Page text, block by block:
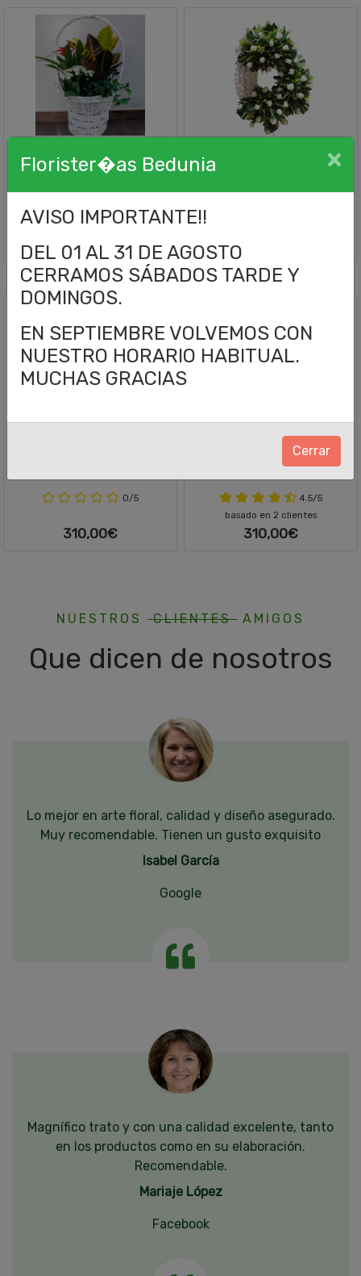
grande
0/5
55,00€
0/5
310,00€
Corona 30
4.5/5
basado en 2 clientes
310,00€
NUESTROS CLIENTES AMIGOS
Que dicen de nosotros
Lo mejor en arte floral, calidad y diseño asegurado.
Muy recomendable. Tienen un gusto exquisito
Isabel García
Google
Magnífico trato y con una calidad excelente, tanto
en los productos como en su elaboración.
Recomendable.
Mariaje López
Facebook
Florister�as Bedunia
AVISO IMPORTANTE!!
DEL 01 AL 31 DE AGOSTO
CERRAMOS SÁBADOS TARDE Y
DOMINGOS.
EN SEPTIEMBRE VOLVEMOS CON
NUESTRO HORARIO HABITUAL.
MUCHAS GRACIAS
Cerrar